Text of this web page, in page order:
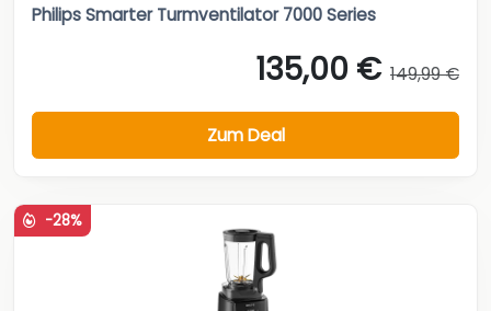
Philips Smarter Turmventilator 7000 Series
135,00 € 149,99 €
Zum Deal
-28%